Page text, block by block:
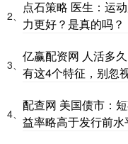
2、
点石策略 医生：运
力更好？是真的吗？
3、
亿赢配资网 人活多
有这4个特征，别忽
4、
配查网 美国债市：
益率略高于发行前水